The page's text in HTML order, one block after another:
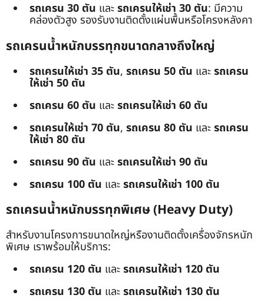
รถเครน 30 ตัน และรถเครนให้เช่า 30 ตัน: มีความ
คล่องตัวสูง รองรับงานติดตั้งแผ่นพื้นหรือโครงหลังคา
รถเครนน้ำหนักบรรทุกขนาดกลางถึงใหญ่
รถเครนให้เช่า 35 ตัน, รถเครน 50 ตัน และรถเครน
ให้เช่า 50 ตัน
รถเครน 60 ตัน และรถเครนให้เช่า 60 ตัน
รถเครนให้เช่า 70 ตัน, รถเครน 80 ตัน และรถเครน
ให้เช่า 80 ตัน
รถเครน 90 ตัน และรถเครนให้เช่า 90 ตัน
รถเครน 100 ตัน และรถเครนให้เช่า 100 ตัน
รถเครนน้ำหนักบรรทุกพิเศษ (Heavy Duty)
สำหรับงานโครงการขนาดใหญ่หรืองานติดตั้งเครื่องจักรหนัก
พิเศษ เราพร้อมให้บริการ:
รถเครน 120 ตัน และรถเครนให้เช่า 120 ตัน
รถเครน 130 ตัน และรถเครนให้เช่า 130 ตัน